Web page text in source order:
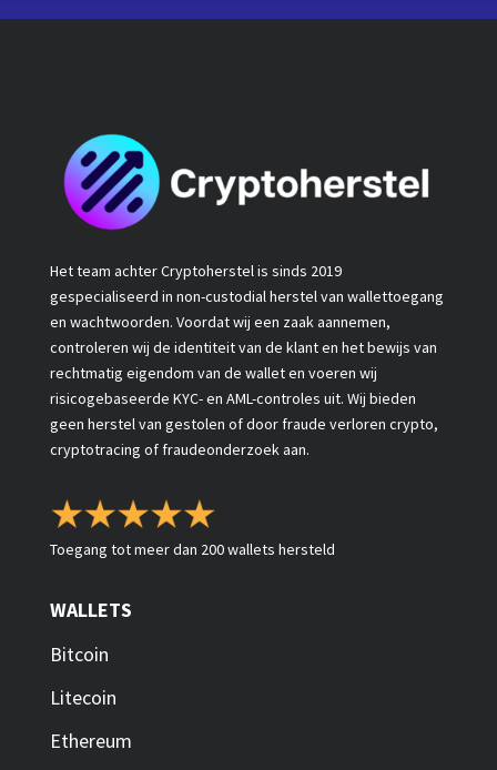
Het team achter Cryptoherstel is sinds 2019
gespecialiseerd in non-custodial herstel van wallettoegang
en wachtwoorden. Voordat wij een zaak aannemen,
controleren wij de identiteit van de klant en het bewijs van
rechtmatig eigendom van de wallet en voeren wij
risicogebaseerde KYC- en AML-controles uit. Wij bieden
geen herstel van gestolen of door fraude verloren crypto,
cryptotracing of fraudeonderzoek aan.
Toegang tot meer dan 200 wallets hersteld
WALLETS
Bitcoin
Litecoin
Ethereum